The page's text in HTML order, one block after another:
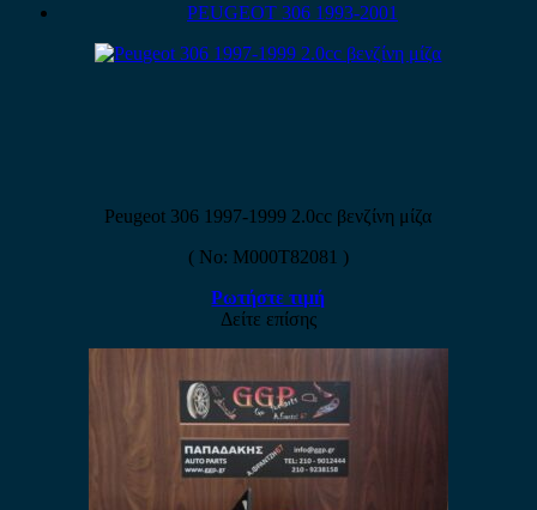
PEUGEOT 306 1993-2001
Peugeot 306 1997-1999 2.0cc βενζίνη μίζα
( No: M000T82081 )
Ρωτήστε τιμή
Δείτε επίσης